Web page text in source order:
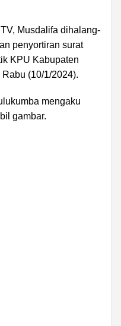
Musdalifa dihalang-
penyortiran surat
KPU Kabupaten
(10/1/2024).
mengaku
gambar.